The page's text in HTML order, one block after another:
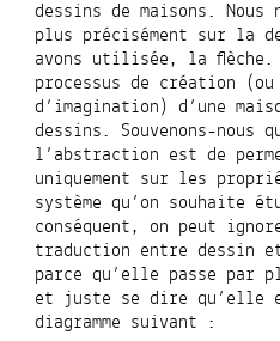
dessins de maisons. Nous
plus précisément sur la
avons utilisée, la flèche.
processus de création (ou
d’imagination) d’une
dessins. Souvenons-nous
l’abstraction est de
uniquement sur les
système qu’on souhaite
conséquent, on peut
traduction entre dessin
parce qu’elle passe par
et juste se dire qu’elle
diagramme suivant :